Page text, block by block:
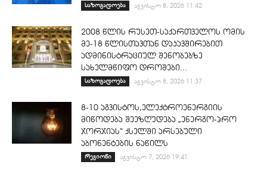
საზოგადოება აგვისტო 8, 2026 11:42
2008 წლის რუსეთ-საქართველოს ომის
მე-18 წლისთავთან დაკავშირებით
ადმინისტრაციულ შენობებზე
სახელმწიფო დროშები...
საზოგადოება აგვისტო 8, 2026 11:37
8-10 აგვისტოს,ელექტროენერგიის
მიწოდება შეეზღუდება „ენერგო-პრო
ჯორჯიას“ ქსელში არსებული
აბონენტების ნაწილს
რეგიონი აგვისტო 7, 2026 19:41